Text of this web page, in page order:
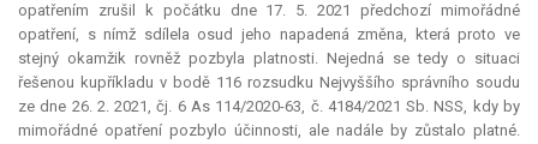
opatřením zrušil k počátku dne 17. 5. 2021 předchozí mimořádné
opatření, s nímž sdílela osud jeho napadená změna, která proto ve
stejný okamžik rovněž pozbyla platnosti. Nejedná se tedy o situaci
řešenou kupříkladu v bodě 116 rozsudku Nejvyššího správního soudu
ze dne 26. 2. 2021, čj. 6 As 114/2020-63, č. 4184/2021 Sb. NSS, kdy by
mimořádné opatření pozbylo účinnosti, ale nadále by zůstalo platné.